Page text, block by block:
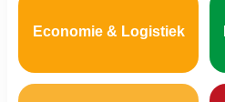
Economie & Logistiek